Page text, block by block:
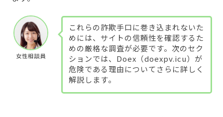
女性相談員
これらの詐欺手口に巻き込まれないた
めには、サイトの信頼性を確認するた
めの厳格な調査が必要です。次のセク
ションでは、Doex（doexpv.icu）が
危険である理由についてさらに詳しく
解説します。